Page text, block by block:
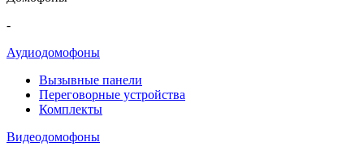
-
Аудиодомофоны
Вызывные панели
Переговорные устройства
Комплекты
Видеодомофоны